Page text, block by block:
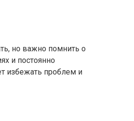
но важно помнить о
и постоянно
избежать проблем и